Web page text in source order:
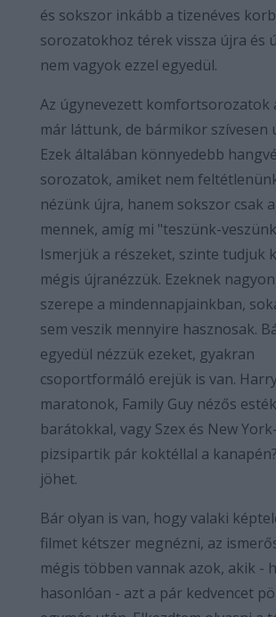
és sokszor inkább a tizenéves
sorozatokhoz térek vissza újra és
nem vagyok ezzel egyedül.
Az úgynevezett komfortsorozatok
már láttunk, de bármikor szívesen
Ezek általában könnyedebb
sorozatok, amiket nem
nézünk újra, hanem sokszor csak
mennek, amíg mi "teszünk-
Ismerjük a részeket, szinte tudjuk
mégis újranézzük. Ezeknek
szerepe a mindennapjainkban,
sem veszik mennyire hasznosak.
egyedül nézzük ezeket, gyakran
csoportformáló erejük is van.
maratonok, Family Guy nézős
barátokkal, vagy Szex és New
pizsipartik pár koktéllal a
jöhet.
Bár olyan is van, hogy valaki
filmet kétszer megnézni, az
mégis többen vannak azok, akik -
hasonlóan - azt a pár kedvencet